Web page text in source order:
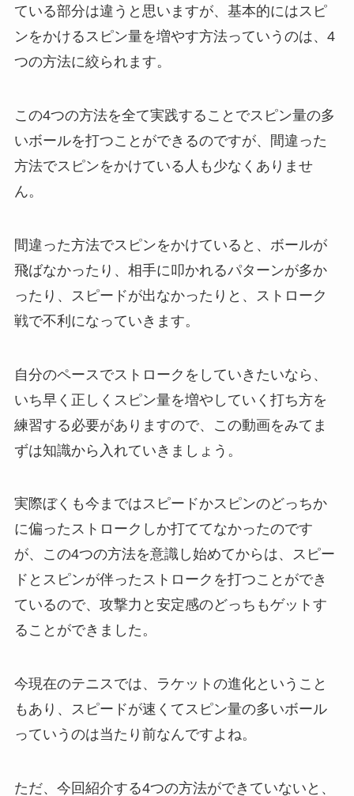
ている部分は違うと思いますが、基本的にはスピ
ンをかけるスピン量を増やす方法っていうのは、4
つの方法に絞られます。
この4つの方法を全て実践することでスピン量の多
いボールを打つことができるのですが、間違った
方法でスピンをかけている人も少なくありませ
ん。
間違った方法でスピンをかけていると、ボールが
飛ばなかったり、相手に叩かれるパターンが多か
ったり、スピードが出なかったりと、ストローク
戦で不利になっていきます。
自分のペースでストロークをしていきたいなら、
いち早く正しくスピン量を増やしていく打ち方を
練習する必要がありますので、この動画をみてま
ずは知識から入れていきましょう。
実際ぼくも今まではスピードかスピンのどっちか
に偏ったストロークしか打ててなかったのです
が、この4つの方法を意識し始めてからは、スピー
ドとスピンが伴ったストロークを打つことができ
ているので、攻撃力と安定感のどっちもゲットす
ることができました。
今現在のテニスでは、ラケットの進化ということ
もあり、スピードが速くてスピン量の多いボール
っていうのは当たり前なんですよね。
ただ、今回紹介する4つの方法ができていないと、